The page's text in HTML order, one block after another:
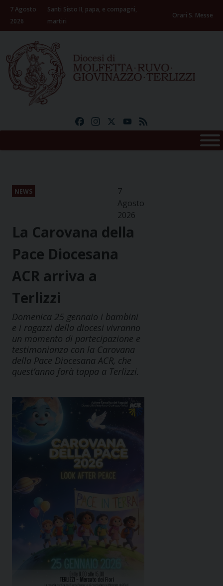
Skip
content
7 Agosto
2026
Santi Sisto II, papa, e compagni,
martiri
Orari S. Messe
FacebookInstagramYouTube
NEWS
7
Agosto
2026
La Carovana della
Pace Diocesana
ACR arriva a
Terlizzi
Domenica 25 gennaio i bambini
e i ragazzi della diocesi vivranno
un momento di partecipazione e
testimonianza con la Carovana
della Pace Diocesana ACR, che
quest’anno farà tappa a Terlizzi.